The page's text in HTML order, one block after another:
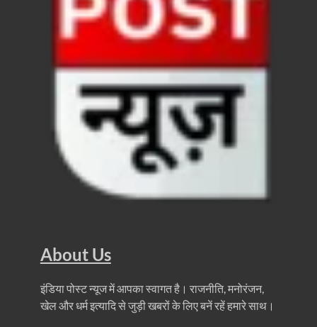
FCI News: पहली बार फूड कॉर्पोरेशन ऑफ इंडिया (FCI)
Shakti Sadan Yojana: संकटग्रस्त महिलाओं के लिए
UP Ayush App: योगी सरकार जल्द लांच करेगी आयुष एप,
CM Yogi Gift: मुख्यमंत्री योगी आदित्यनाथ ने लघु व सीमांत
River Drone Survey Model: सीएम योगी के रिवर ड्रोन
Yuwa Sahkar Sammelan: मुख्यमंत्री ने डीएम वाराणसी
Delhi Air Pollution: फेफड़ों के लिए कितनी खतरनाक हुई
KP Maurya Statement: माफिया और समाजवादी पार्टी
About Us
इंडिया पोस्ट न्यूज में आपका स्वागत है। राजनीति, मनोरंजन,
खेल और धर्म इत्यादि से जुड़ी खबरों के लिए बनें रहें हमारे साथ।